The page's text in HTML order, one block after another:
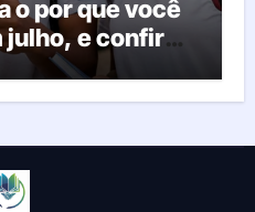
o por que você
julho, e confira